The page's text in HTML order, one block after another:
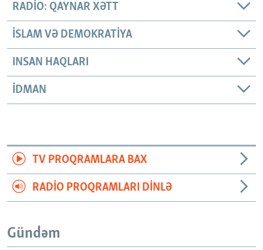
RADIO: QAYNAR XƏTT
İSLAM VƏ DEMOKRATIYA
INSAN HAQLARI
İDMAN
TV PROQRAMLARA BAX
RADIO PROQRAMLARI DINLƏ
Gündəm